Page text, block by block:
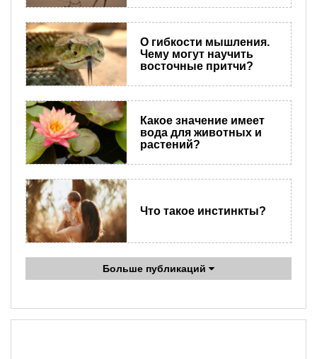
О гибкости мышления.
Чему могут научить
восточные притчи?
Какое значение имеет
вода для животных и
растений?
Что такое инстинкты?
Больше публикаций